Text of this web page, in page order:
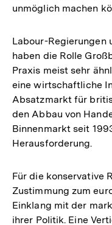
unmöglich machen
Labour-Regierungen
haben die Rolle
Praxis meist sehr
eine wirtschaftliche
Absatzmarkt für
den Abbau von
Binnenmarkt seit
Herausforderung.
Für die konservative
Zustimmung zum
Einklang mit der
ihrer Politik. Eine